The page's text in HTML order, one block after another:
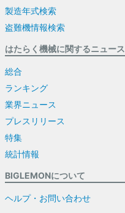
製造年式検索
盗難機情報検索
はたらく機械に関するニュース
総合
ランキング
業界ニュース
プレスリリース
特集
統計情報
BIGLEMONについて
ヘルプ・お問い合わせ